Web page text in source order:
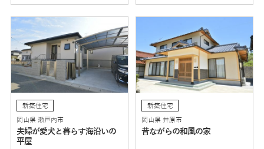
新築住宅
岡山県 瀬戸内市
夫婦が愛犬と暮らす海沿いの
平屋
新築住宅
岡山県 井原市
昔ながらの和風の家